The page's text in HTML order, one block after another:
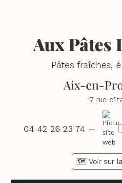
Aux Pâtes
Pâtes fraîches,
Aix-en-
17 rue
04 42 26 23 74 —
🗺️ Voir sur